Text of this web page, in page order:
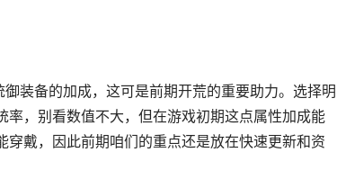
装备的加成，这可是前期开荒的重要助力。选择明
，别看数值不大，但在游戏初期这点属性加成能
戴，因此前期咱们的重点还是放在快速更新和资